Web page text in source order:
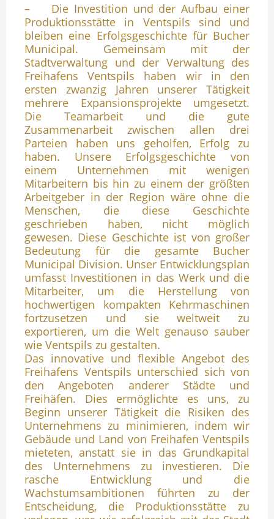
– Die Investition und der Aufbau einer
Produktionsstätte in Ventspils sind und
bleiben eine Erfolgsgeschichte für Bucher
Municipal. Gemeinsam mit der
Stadtverwaltung und der Verwaltung des
Freihafens Ventspils haben wir in den
ersten zwanzig Jahren unserer Tätigkeit
mehrere Expansionsprojekte umgesetzt.
Die Teamarbeit und die gute
Zusammenarbeit zwischen allen drei
Parteien haben uns geholfen, Erfolg zu
haben. Unsere Erfolgsgeschichte von
einem Unternehmen mit wenigen
Mitarbeitern bis hin zu einem der größten
Arbeitgeber in der Region wäre ohne die
Menschen, die diese Geschichte
geschrieben haben, nicht möglich
gewesen. Diese Geschichte ist von großer
Bedeutung für die gesamte Bucher
Municipal Division. Unser Entwicklungsplan
umfasst Investitionen in das Werk und die
Mitarbeiter, um die Herstellung von
hochwertigen kompakten Kehrmaschinen
fortzusetzen und sie weltweit zu
exportieren, um die Welt genauso sauber
wie Ventspils zu gestalten.
Das innovative und flexible Angebot des
Freihafens Ventspils unterschied sich von
den Angeboten anderer Städte und
Freihäfen. Dies ermöglichte es uns, zu
Beginn unserer Tätigkeit die Risiken des
Unternehmens zu minimieren, indem wir
Gebäude und Land von Freihafen Ventspils
mieteten, anstatt sie in das Grundkapital
des Unternehmens zu investieren. Die
rasche Entwicklung und die
Wachstumsambitionen führten zu der
Entscheidung, die Produktionsstätte zu